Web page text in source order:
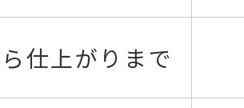
仕上がりまで